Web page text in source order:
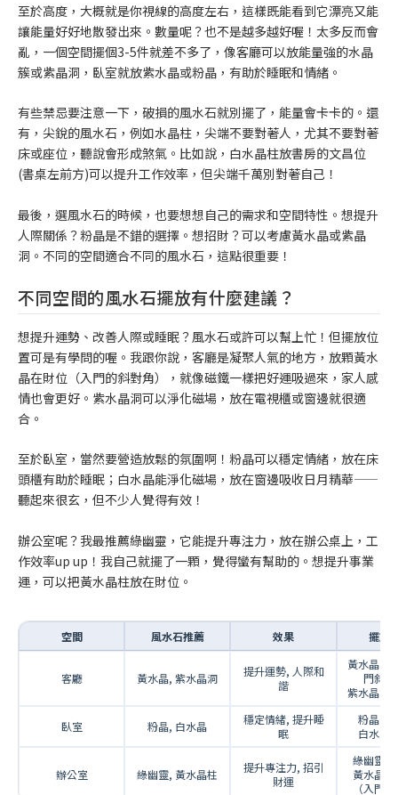
至於高度，大概就是你視線的高度左右，這樣既能看到它漂亮又能
讓能量好好地散發出來。數量呢？也不是越多越好喔！太多反而會
亂，一個空間擺個3-5件就差不多了，像客廳可以放能量強的水晶
簇或紫晶洞，臥室就放紫水晶或粉晶，有助於睡眠和情緒。
有些禁忌要注意一下，破損的風水石就別擺了，能量會卡卡的。還
有，尖銳的風水石，例如水晶柱，尖端不要對著人，尤其不要對著
床或座位，聽說會形成煞氣。比如說，白水晶柱放書房的文昌位
(書桌左前方)可以提升工作效率，但尖端千萬別對著自己！
最後，選風水石的時候，也要想想自己的需求和空間特性。想提升
人際關係？粉晶是不錯的選擇。想招財？可以考慮黃水晶或紫晶
洞。不同的空間適合不同的風水石，這點很重要！
不同空間的風水石擺放有什麼建議？
想提升運勢、改善人際或睡眠？風水石或許可以幫上忙！但擺放位
置可是有學問的喔。我跟你說，客廳是凝聚人氣的地方，放顆黃水
晶在財位（入門的斜對角），就像磁鐵一樣把好運吸過來，家人感
情也會更好。紫水晶洞可以淨化磁場，放在電視櫃或窗邊就很適
合。
至於臥室，當然要營造放鬆的氛圍啊！粉晶可以穩定情緒，放在床
頭櫃有助於睡眠；白水晶能淨化磁場，放在窗邊吸收日月精華——
聽起來很玄，但不少人覺得有效！
辦公室呢？我最推薦綠幽靈，它能提升專注力，放在辦公桌上，工
作效率up up！我自己就擺了一顆，覺得蠻有幫助的。想提升事業
運，可以把黃水晶柱放在財位。
空間 風水石推薦 效果 擺放
客廳 黃水晶, 紫水晶洞
提升運勢, 人際和
諧
黃水晶：
門斜
紫水晶洞
臥室 粉晶, 白水晶
穩定情緒, 提升睡
眠
粉晶：
白水晶
辦公室 綠幽靈, 黃水晶柱
提升專注力, 招引
財運
綠幽靈
黃水晶
（入門